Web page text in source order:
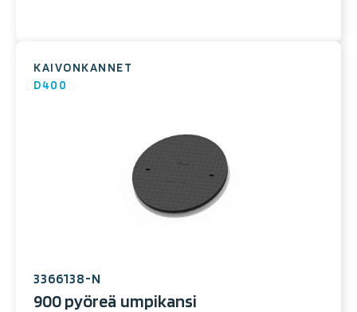
KAIVONKANNET
D400
3366138-N
900 pyöreä umpikansi